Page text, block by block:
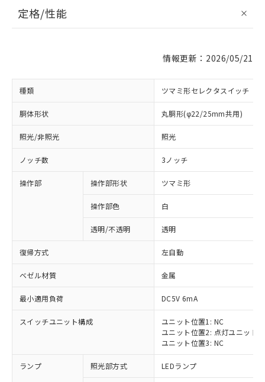
定格/性能
情報更新：2026/05/21
種類 ツマミ形セレクタスイッチ
胴体形状 丸胴形(φ22/25mm共用)
照光/非照光 照光
ノッチ数 3ノッチ
操作部 操作部形状 ツマミ形
操作部色 白
透明/不透明 透明
復帰方式 左自動
ベゼル材質 金属
最小適用負荷 DC5V 6mA
スイッチユニット構成
ユニット位置1: NC
ユニット位置2: 点灯ユニット
ユニット位置3: NC
ランプ 照光部方式 LEDランプ